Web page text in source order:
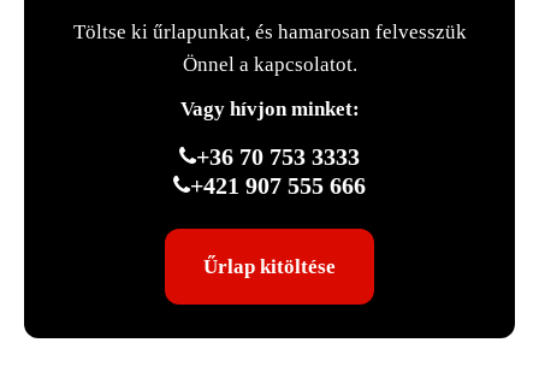
Töltse ki űrlapunkat, és hamarosan felvesszük
Önnel a kapcsolatot.
Vagy hívjon minket:
+36 70 753 3333
+421 907 555 666
Űrlap kitöltése